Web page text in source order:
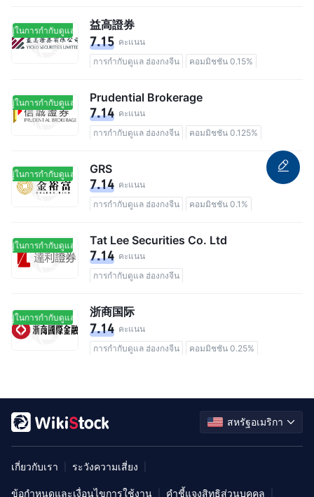
อยู่ในการกำกับดูแล อยู่ในการกำกับดูแล
益高證券
7.15 คะแนน
การกำกับดูแล ฮ่องกงจีน
คอมมิชชัน 0.15%
อยู่ในการกำกับดูแล อยู่ในการกำกับดูแล
Prudential Brokerage
7.14 คะแนน
การกำกับดูแล ฮ่องกงจีน
คอมมิชชัน 0.125%
อยู่ในการกำกับดูแล อยู่ในการกำกับดูแล
GRS
7.14 คะแนน
การกำกับดูแล ฮ่องกงจีน
คอมมิชชัน 0.1%
อยู่ในการกำกับดูแล อยู่ในการกำกับดูแล
Tat Lee Securities Co. Ltd
7.14 คะแนน
การกำกับดูแล ฮ่องกงจีน
อยู่ในการกำกับดูแล อยู่ในการกำกับดูแล
浙商国际
7.14 คะแนน
การกำกับดูแล ฮ่องกงจีน
คอมมิชชัน 0.25%
สหรัฐอเมริกา
เกี่ยวกับเรา ระวังความเสี่ยง
ข้อกำหนดและเงื่อนไขการใช้งาน คำชี้แจงสิทธิส่วนบุคคล